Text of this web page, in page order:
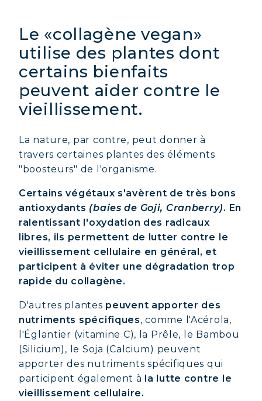
Le «collagène vegan»
utilise des plantes dont
certains bienfaits
peuvent aider contre le
vieillissement.
La nature, par contre, peut donner à
travers certaines plantes des éléments
"boosteurs" de l'organisme.
Certains végétaux s'avèrent de très bons
antioxydants (baies de Goji, Cranberry). En
ralentissant l'oxydation des radicaux
libres, ils permettent de lutter contre le
vieillissement cellulaire en général, et
participent à éviter une dégradation trop
rapide du collagène.
D'autres plantes peuvent apporter des
nutriments spécifiques, comme l'Acérola,
l'Églantier (vitamine C), la Prêle, le Bambou
(Silicium), le Soja (Calcium) peuvent
apporter des nutriments spécifiques qui
participent également à la lutte contre le
vieillissement cellulaire.